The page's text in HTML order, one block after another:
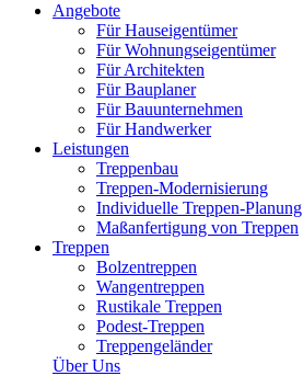
Angebote
Für Hauseigentümer
Für Wohnungseigentümer
Für Architekten
Für Bauplaner
Für Bauunternehmen
Für Handwerker
Leistungen
Treppenbau
Treppen-Modernisierung
Individuelle Treppen-Planung
Maßanfertigung von Treppen
Treppen
Bolzentreppen
Wangentreppen
Rustikale Treppen
Podest-Treppen
Treppengeländer
Über Uns